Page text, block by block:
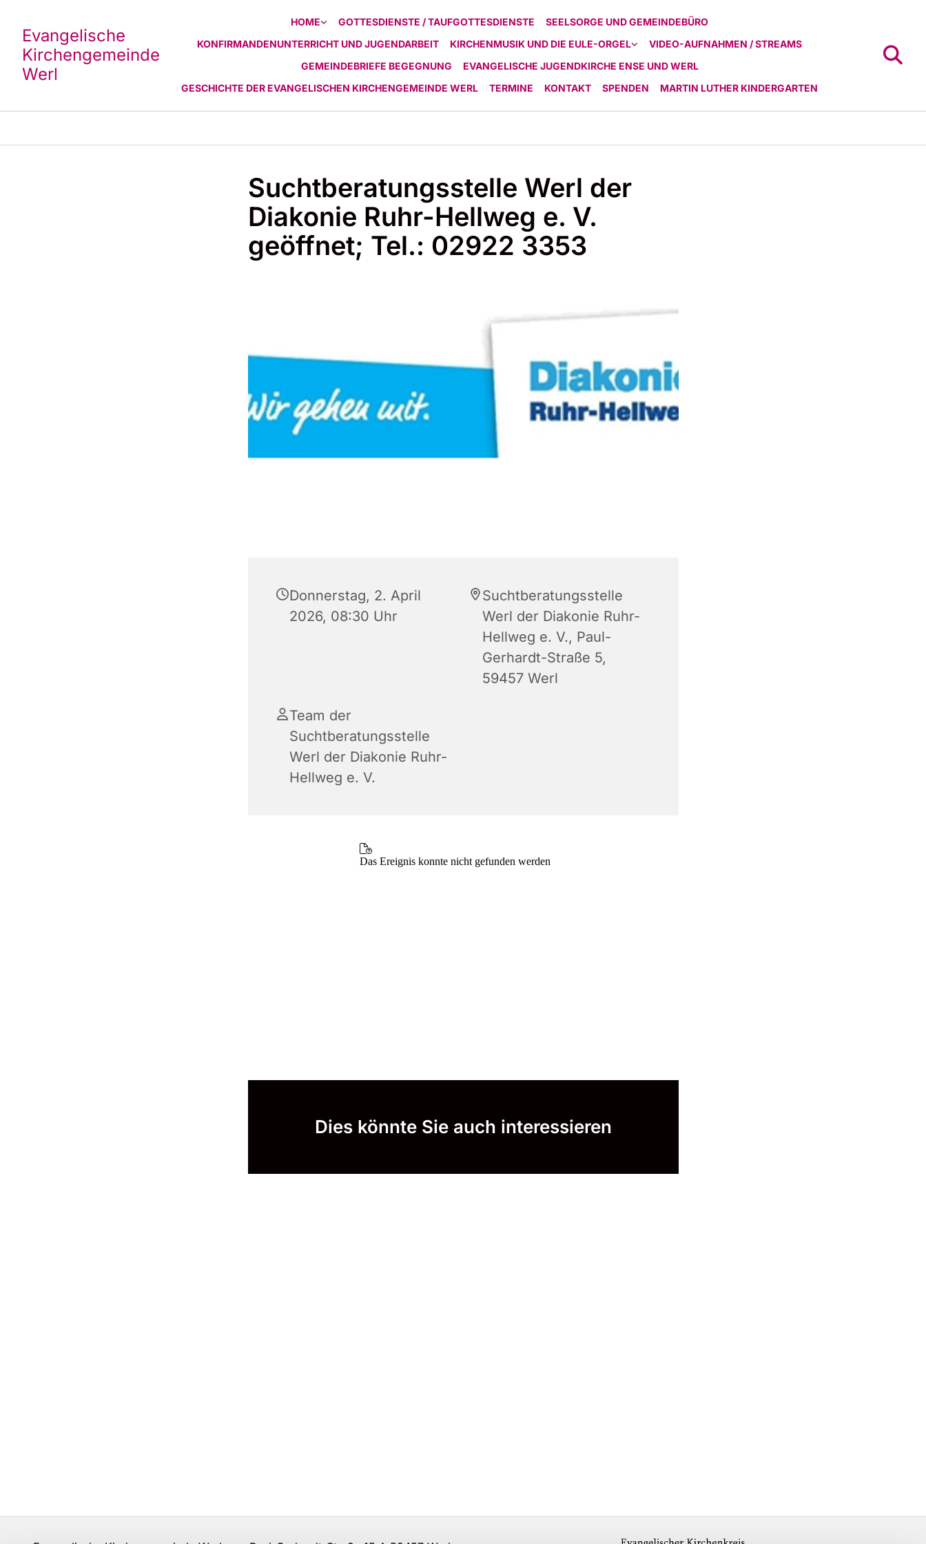
Evangelische
Kirchengemeinde
Werl
HOME GOTTESDIENSTE / TAUFGOTTESDIENSTE
SEELSORGE UND GEMEINDEBÜRO
KONFIRMANDENUNTERRICHT UND JUGENDARBEIT
KIRCHENMUSIK UND DIE EULE-ORGEL
VIDEO-AUFNAHMEN / STREAMS
GEMEINDEBRIEFE BEGEGNUNG
EVANGELISCHE JUGENDKIRCHE ENSE UND WERL
GESCHICHTE DER EVANGELISCHEN KIRCHENGEMEINDE WERL
TERMINE KONTAKT SPENDEN MARTIN LUTHER KINDERGARTEN
Suchtberatungsstelle Werl der
Diakonie Ruhr-Hellweg e. V.
geöffnet; Tel.: 02922 3353
Donnerstag, 2. April
2026, 08:30 Uhr
Suchtberatungsstelle
Werl der Diakonie Ruhr-
Hellweg e. V., Paul-
Gerhardt-Straße 5,
59457 Werl
Team der
Suchtberatungsstelle
Werl der Diakonie Ruhr-
Hellweg e. V.
Dies könnte Sie auch interessieren